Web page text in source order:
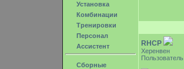
Установка
Комбинации
Тренировки
Персонал
Ассистент
Сборные
RHCP
Херенвен
Пользователь